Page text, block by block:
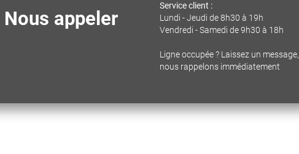
Nous appeler
Service client :
Lundi - Jeudi de 8h30 à 19h
Vendredi - Samedi de 9h30 à 18h
Ligne occupée ? Laissez un message,
nous rappelons immédiatement